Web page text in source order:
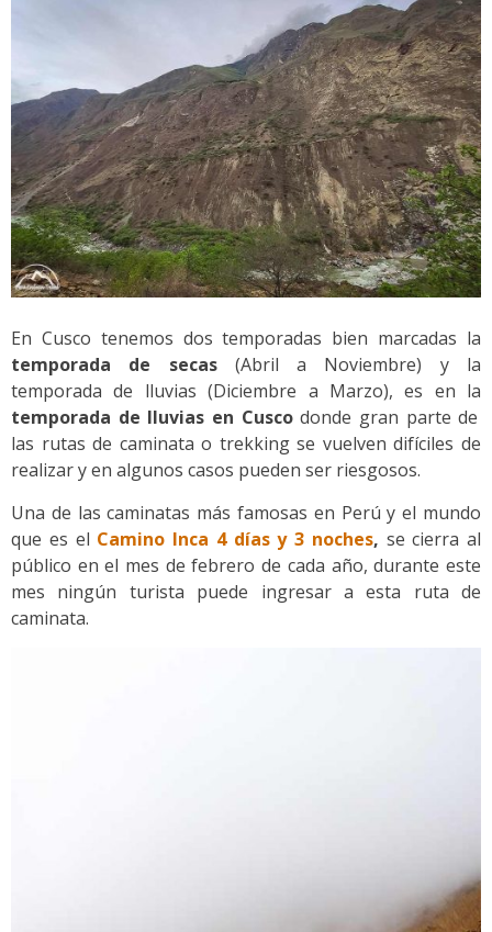
En Cusco tenemos dos temporadas bien marcadas la
temporada de secas(Abril a Noviembre) y la
temporada de lluvias (Diciembre a Marzo), es en la
temporada de lluvias en Cuscodonde gran parte de
las rutas de caminata o trekking se vuelven difíciles de
realizar y en algunos casos pueden ser riesgosos.
Una de las caminatas más famosas en Perú y el mundo
que es el Camino Inca 4 días y 3 noches, se cierra al
público en el mes de febrero de cada año, durante este
mes ningún turista puede ingresar a esta ruta de
caminata.